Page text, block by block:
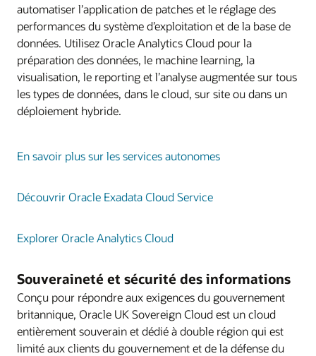
automatiser l’application de patches et le réglage des
performances du système d’exploitation et de la base de
données. Utilisez Oracle Analytics Cloud pour la
préparation des données, le machine learning, la
visualisation, le reporting et l’analyse augmentée sur tous
les types de données, dans le cloud, sur site ou dans un
déploiement hybride.
En savoir plus sur les services autonomes
Découvrir Oracle Exadata Cloud Service
Explorer Oracle Analytics Cloud
Souveraineté et sécurité des informations
Conçu pour répondre aux exigences du gouvernement
britannique, Oracle UK Sovereign Cloud est un cloud
entièrement souverain et dédié à double région qui est
limité aux clients du gouvernement et de la défense du